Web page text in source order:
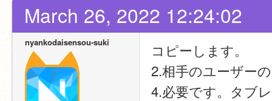
March 26, 2022 12:24:02
nyankodaisensou-suki
コピーします。
2.相手のユーザー
4.必要です。タブ